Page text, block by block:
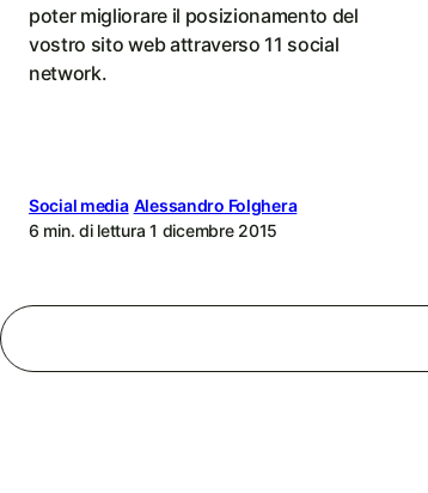
poter migliorare il posizionamento del
vostro sito web attraverso 11 social
network.
Social media Alessandro Folghera
6 min. di lettura 1 dicembre 2015